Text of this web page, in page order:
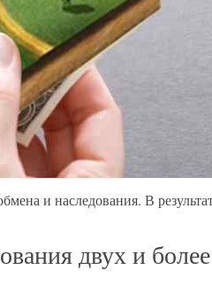
и наследования. В
двух и более